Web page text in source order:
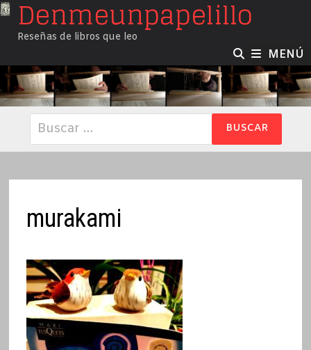
SaltarDenmeunpapelillo
Reseñas de libros que leo
MENÚ
Buscar:
murakami